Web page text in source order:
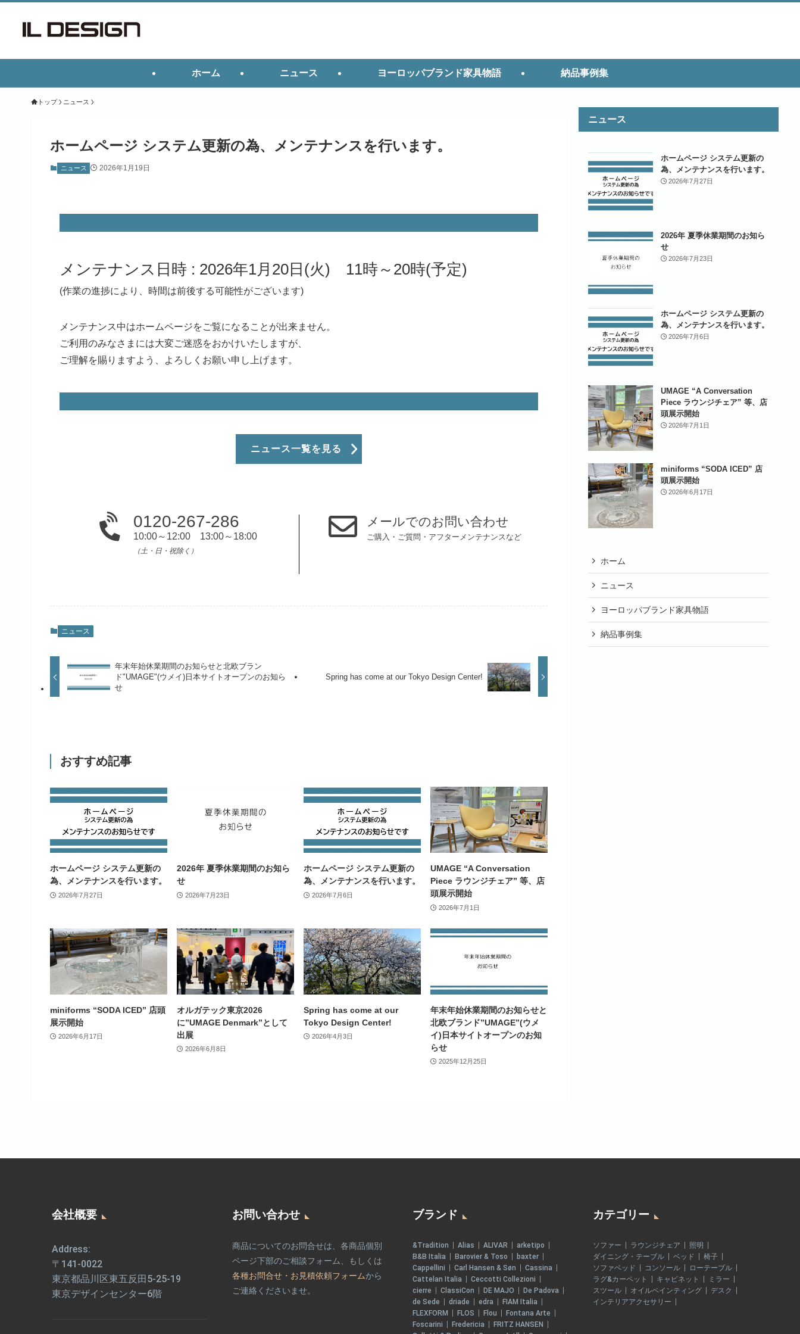
ホーム ニュース ヨーロッパブランド家具物語 納品事例集
トップ ニュース
ホームページ システム更新の為、メンテナンスを行います。
ニュース 2026年1月19日
メンテナンス日時 : 2026年1月20日(火) 11時～20時(予定)
(作業の進捗により、時間は前後する可能性がございます)
メンテナンス中はホームページをご覧になることが出来ません。
ご利用のみなさまには大変ご迷惑をおかけいたしますが、
ご理解を賜りますよう、よろしくお願い申し上げます。
ニュース一覧を見る
0120-267-286
10:00～12:00 13:00～18:00
（土・日・祝除く）
メールでのお問い合わせ
ご購入・ご質問・アフターメンテナンスなど
ニュース
年末年始休業期間のお知らせと北欧ブラン
ド"UMAGE"(ウメイ)日本サイトオープンのお知ら
せ
Spring has come at our Tokyo Design Center!
おすすめ記事
ホームページ システム更新の
為、メンテナンスを行います。
2026年7月27日
2026年 夏季休業期間のお知ら
せ
2026年7月23日
ホームページ システム更新の
為、メンテナンスを行います。
2026年7月6日
UMAGE “A Conversation
Piece ラウンジチェア” 等、店
頭展示開始
2026年7月1日
miniforms “SODA ICED” 店頭
展示開始
2026年6月17日
オルガテック東京2026
に”UMAGE Denmark”として
出展
2026年6月8日
Spring has come at our
Tokyo Design Center!
2026年4月3日
年末年始休業期間のお知らせと
北欧ブランド”UMAGE”(ウメ
イ)日本サイトオープンのお知
らせ
2025年12月25日
ニュース
ホームページ システム更新の
為、メンテナンスを行います。
2026年7月27日
2026年 夏季休業期間のお知ら
せ
2026年7月23日
ホームページ システム更新の
為、メンテナンスを行います。
2026年7月6日
UMAGE “A Conversation
Piece ラウンジチェア” 等、店
頭展示開始
2026年7月1日
miniforms “SODA ICED” 店
頭展示開始
2026年6月17日
ホーム
ニュース
ヨーロッパブランド家具物語
納品事例集
会社概要
Address:
〒141-0022
東京都品川区東五反田5-25-19
東京デザインセンター6階
お問い合わせ
商品についてのお問合せは、各商品個別
ページ下部のご相談フォーム、もしくは
各種お問合せ・お見積依頼フォームから
ご連絡くださいませ。
ブランド
&Tradition Alias ALIVAR
arketipo
B&B Italia
Barovier & Toso
baxter
Cappellini
Carl Hansen & Søn
Cassina
Cattelan Italia
Ceccotti Collezioni
cierre
ClassiCon DE MAJO
De Padova
de Sede
driade edra
FIAM Italia
FLEXFORM
FLOS Flou
Fontana Arte
Foscarini
Fredericia
FRITZ HANSEN
カテゴリー
ソファー ラウンジチェア
照明
ダイニング・テーブル
ベッド
椅子
ソファベッド
コンソール
ローテーブル
ラグ&カーペット
キャビネット
ミラー
スツール
オイルペインティング
デスク
インテリアアクセサリー